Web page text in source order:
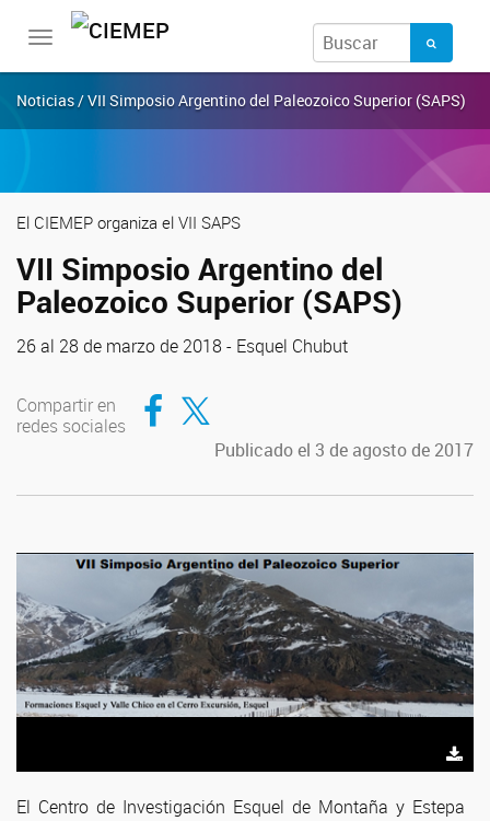
Toggle
Noticias / VII Simposio Argentino del Paleozoico Superior (SAPS)
El CIEMEP organiza el VII SAPS
VII Simposio Argentino del
Paleozoico Superior (SAPS)
26 al 28 de marzo de 2018 - Esquel Chubut
Compartir en
redes sociales
Compartir en Facebook
Compartir en Twitter
Publicado el 3 de agosto de 2017
El Centro de Investigación Esquel de Montaña y Estepa